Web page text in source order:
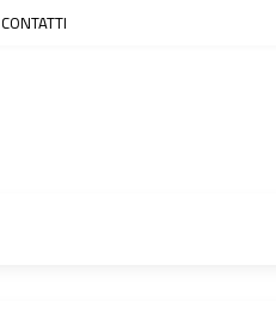
CONTATTI